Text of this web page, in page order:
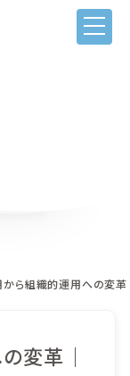
ら組織的運用への変
変革｜